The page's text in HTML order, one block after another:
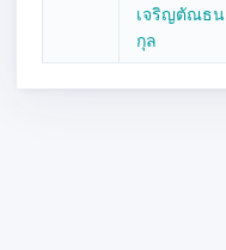
เจริญตัณธน
กุล